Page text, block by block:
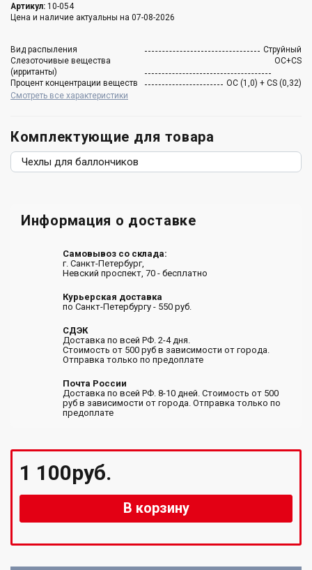
Артикул: 10-054
Цена и наличие актуальны на 07-08-2026
Вид распыления
Струйный
Слезоточивые вещества
(ирританты)
ОC+CS
Процент концентрации веществ
ОС (1,0) + CS (0,32)
Смотреть все характеристики
Комплектующие для товара
Чехлы для баллончиков
Информация о доставке
Самовывоз со склада:
г. Санкт-Петербург,
Невский проспект, 70 - бесплатно
Курьерская доставка
по Санкт-Петербургу - 550 руб.
СДЭК
Доставка по всей РФ. 2-4 дня.
Стоимость от 500 руб в зависимости от города.
Отправка только по предоплате
Почта России
Доставка по всей РФ. 8-10 дней. Стоимость от 500
руб в зависимости от города. Отправка только по
предоплате
1 100руб.
В корзину